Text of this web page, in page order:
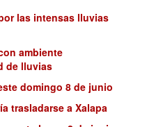
las intensas lluvias
ambiente
de lluvias
domingo 8 de junio
trasladarse a Xalapa